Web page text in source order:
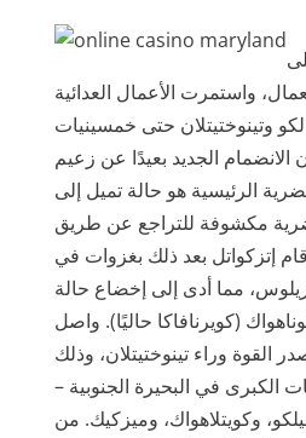
واستمرت الأعمال العدائية
وتينوختيتلان حتى خمسينيات
الجديد بعيدًا عن زعيم
الرئيسية هو حالة تميل إلى
مكشوفة للتراجع عن طريق
إتزكواتل بعد ذلك بغزوات في
مما أدى إلى إخضاع حالة
(كويرنافاكا حاليًا). واصل
القوة وراء تينوختيتلان، وذلك
الكبرى في البحيرة الجنوبية –
وكويتلاهواك، وميزكيك. من